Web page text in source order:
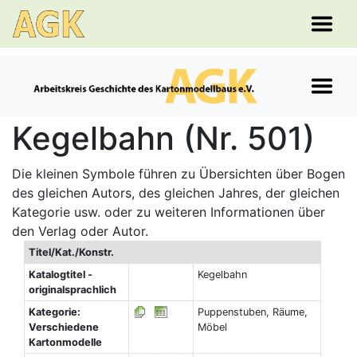
Kegelbahn (Nr. 501)
Die kleinen Symbole führen zu Übersichten über Bogen
des gleichen Autors, des gleichen Jahres, der gleichen
Kategorie usw. oder zu weiteren Informationen über
den Verlag oder Autor.
Titel/Kat./Konstr.
Katalogtitel -
originalsprachlich
Kegelbahn
Kategorie:
Verschiedene
Kartonmodelle
Puppenstuben, Räume,
Möbel